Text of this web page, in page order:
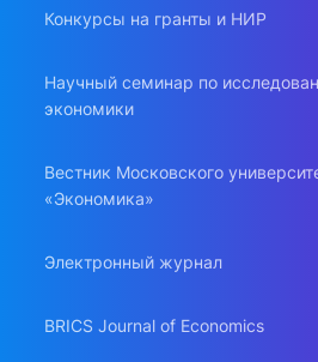
Конкурсы на гранты и НИР
Научный семинар по
экономики
Вестник Московского
«Экономика»
Электронный журнал
BRICS Journal of Economics